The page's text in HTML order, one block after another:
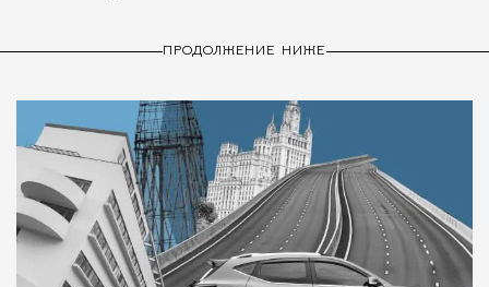
ПРОДОЛЖЕНИЕ НИЖЕ